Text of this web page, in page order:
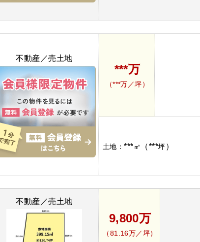
不動産／売土地
***万
（***万／坪）
土地：***㎡ （***坪）
不動産／売土地
9,800万
（81.16万／坪）